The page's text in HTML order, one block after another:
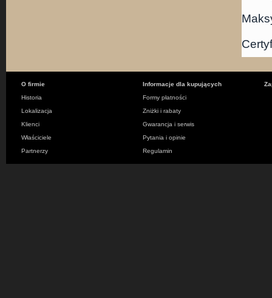
O firmie
Historia
Lokalizacja
Klienci
Właściciele
Partnerzy
Informacje dla kupujących
Formy płatności
Zniżki i rabaty
Gwarancja i serwis
Pytania i opinie
Regulamin